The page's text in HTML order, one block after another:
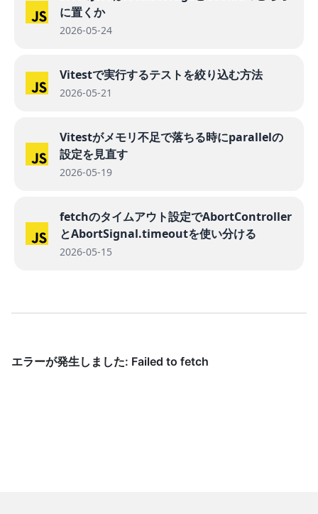
に置くか
2026-05-24
Vitestで実行するテストを絞り込む方法
2026-05-21
Vitestがメモリ不足で落ちる時にparallelの
設定を見直す
2026-05-19
fetchのタイムアウト設定でAbortController
とAbortSignal.timeoutを使い分ける
2026-05-15